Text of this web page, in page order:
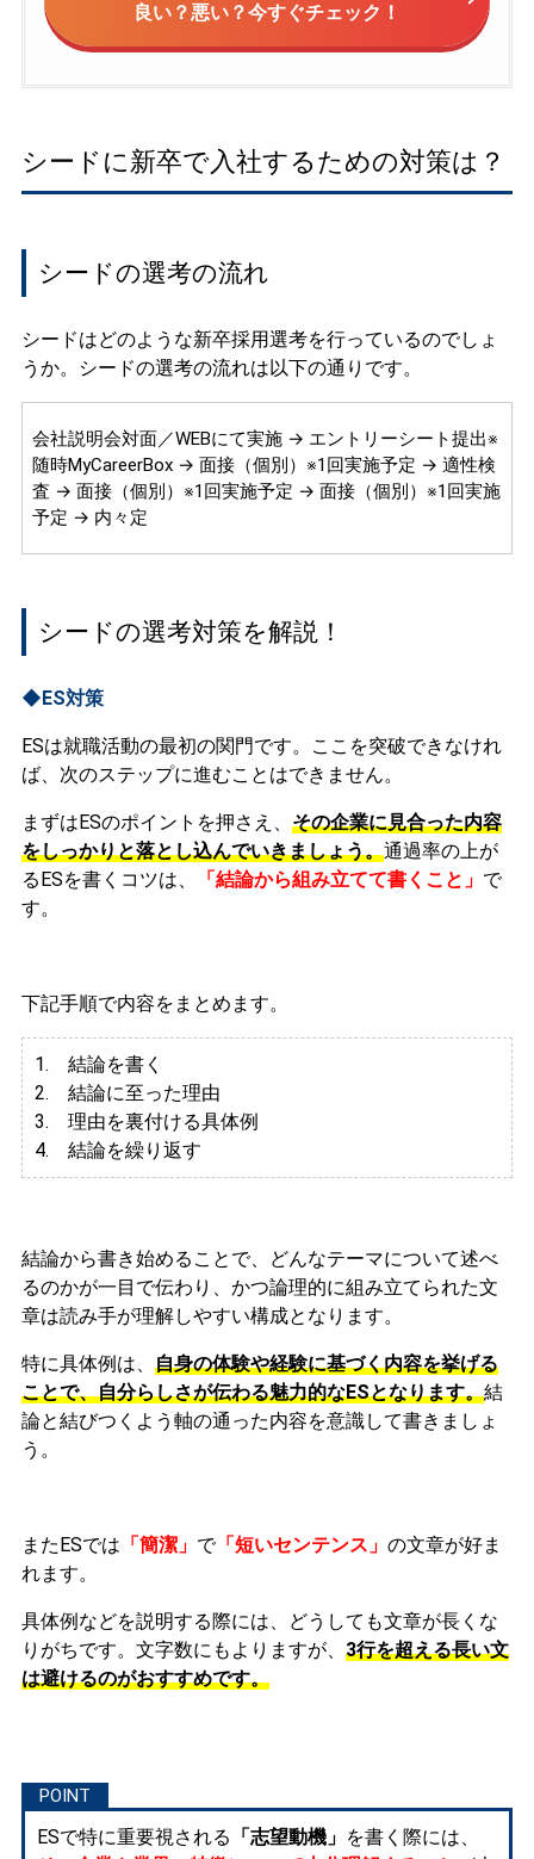
良い？悪い？今すぐチェック！
シードに新卒で入社するための対策は？
シードの選考の流れ
シードはどのような新卒採用選考を行っているのでしょ
うか。シードの選考の流れは以下の通りです。
会社説明会対面／WEBにて実施 → エントリーシート提出※
随時MyCareerBox → 面接（個別）※1回実施予定 → 適性検
査 → 面接（個別）※1回実施予定 → 面接（個別）※1回実施
予定 → 内々定
シードの選考対策を解説！
◆ES対策
ESは就職活動の最初の関門です。ここを突破できなけれ
ば、次のステップに進むことはできません。
まずはESのポイントを押さえ、 その企業に見合った内容
をしっかりと落とし込んでいきましょう。通過率の上が
るESを書くコツは、
「結論から組み立てて書くこと」 で
す。
下記手順で内容をまとめます。
1. 結論を書く
2. 結論に至った理由
3. 理由を裏付ける具体例
4. 結論を繰り返す
結論から書き始めることで、どんなテーマについて述べ
るのかが一目で伝わり、かつ論理的に組み立てられた文
章は読み手が理解しやすい構成となります。
特に具体例は、 自身の体験や経験に基づく内容を挙げる
ことで、自分らしさが伝わる魅力的なESとなります。結
論と結びつくよう軸の通った内容を意識して書きましょ
う。
またESでは 「簡潔」 で「短いセンテンス」 の文章が好ま
れます。
具体例などを説明する際には、どうしても文章が長くな
りがちです。文字数にもよりますが、 3行を超える長い文
は避けるのがおすすめです。
ESで特に重要視される 「志望動機」 を書く際には、